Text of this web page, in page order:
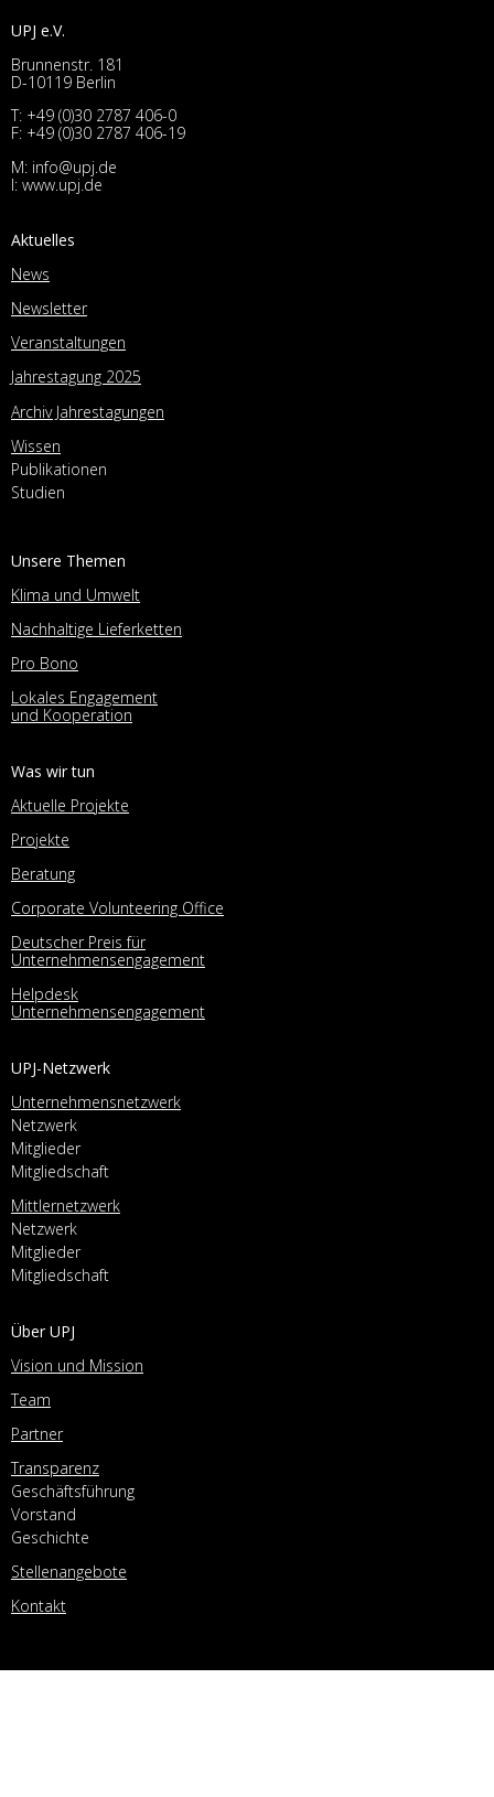
UPJ e.V.
Brunnenstr. 181
D-10119 Berlin
T: +49 (0)30 2787 406-0
F: +49 (0)30 2787 406-19
M: info@upj.de
I: www.upj.de
Aktuelles
News
Newsletter
Veranstaltungen
Jahrestagung 2025
Archiv Jahrestagungen
Wissen
Publikationen
Studien
Unsere Themen
Klima und Umwelt
Nachhaltige Lieferketten
Pro Bono
Lokales Engagement
und Kooperation
Was wir tun
Aktuelle Projekte
Projekte
Beratung
Corporate Volunteering Office
Deutscher Preis für
Unternehmensengagement
Helpdesk
Unternehmensengagement
UPJ-Netzwerk
Unternehmensnetzwerk
Netzwerk
Mitglieder
Mitgliedschaft
Mittlernetzwerk
Netzwerk
Mitglieder
Mitgliedschaft
Über UPJ
Vision und Mission
Team
Partner
Transparenz
Geschäftsführung
Vorstand
Geschichte
Stellenangebote
Kontakt